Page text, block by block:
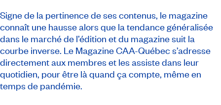
Signe de la pertinence de ses contenus, le magazine
connaît une hausse alors que la tendance généralisée
dans le marché de l’édition et du magazine suit la
courbe inverse. Le Magazine CAA-Québec s’adresse
directement aux membres et les assiste dans leur
quotidien, pour être là quand ça compte, même en
temps de pandémie.